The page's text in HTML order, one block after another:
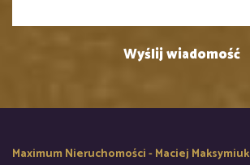
Maximum Nieruchomości - Maciej Maksymiuk